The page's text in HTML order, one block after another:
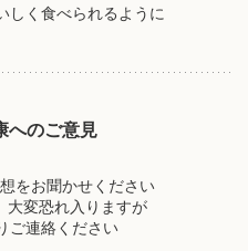
しく食べられるように
へのご意見
をお聞かせください
大変恐れ入りますが
ご連絡ください